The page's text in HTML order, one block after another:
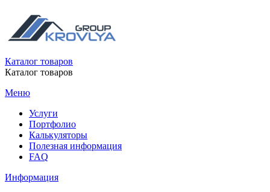
Каталог товаров
Каталог товаров
Меню
Услуги
Портфолио
Калькуляторы
Полезная информация
FAQ
Информация